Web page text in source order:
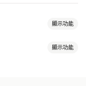
顯示功能
顯示功能